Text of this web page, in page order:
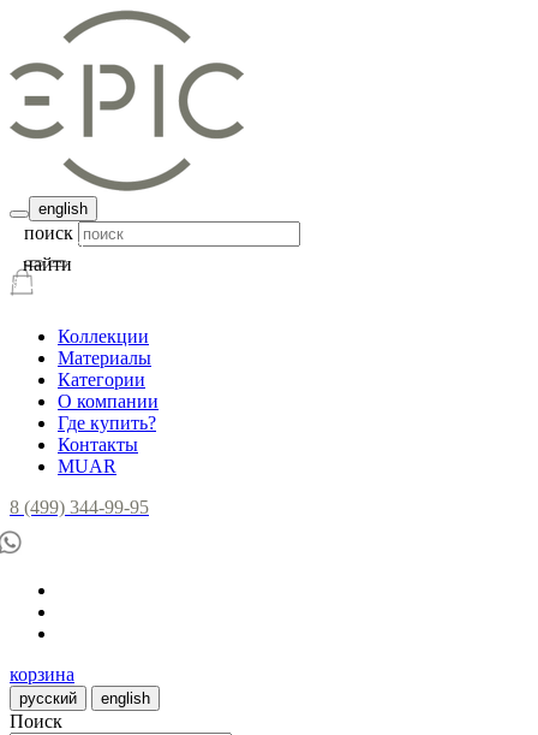
english
поиск
Коллекции
Материалы
Категории
О компании
Где купить?
Контакты
MUAR
8 (499) 344-99-95
корзина
русский english
Поиск
найти